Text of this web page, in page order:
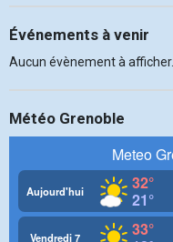
Événements à venir
Aucun évènement à afficher.
Météo Grenoble